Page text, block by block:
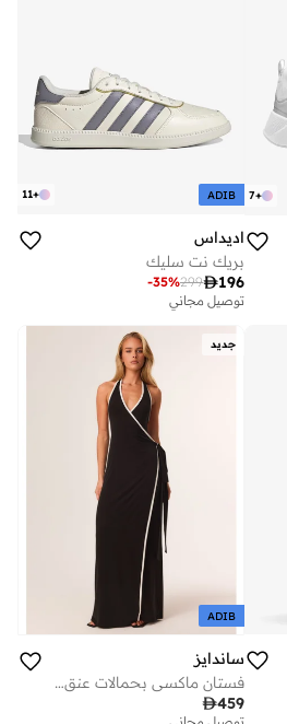
+
7
+
11 ADIB
اديداس
بريك نت سليك
196
299
-35%
توصيل مجاني
جديد
ADIB
ساندايز
فستان ماكسي بحمالات عنق وربطة ليبرتي
459